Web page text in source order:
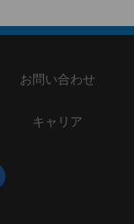
お問い合わせ
キャリア